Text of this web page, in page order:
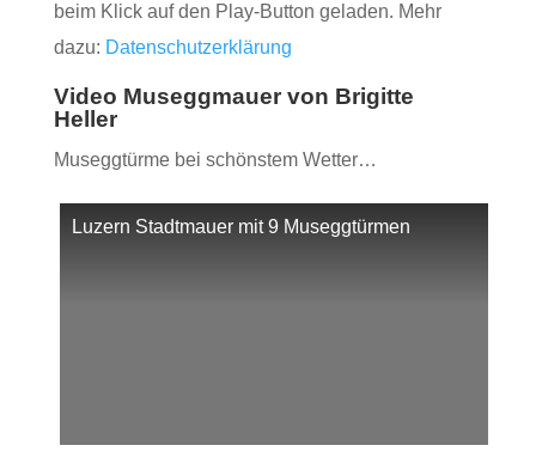
beim Klick auf den Play-Button geladen. Mehr
dazu: Datenschutzerklärung
Video Museggmauer von Brigitte
Heller
Museggtürme bei schönstem Wetter…
Luzern Stadtmauer mit 9 Museggtürmen